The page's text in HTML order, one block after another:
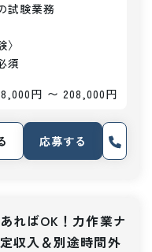
試験業務
〉
須
円 〜 208,000円
応募する
ればOK！力作業ナ
収入＆別途時間外